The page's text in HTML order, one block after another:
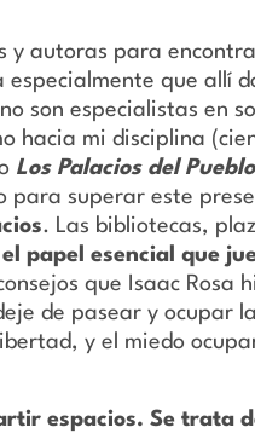
y autoras para
que allí
son especialistas en
hacia mi disciplina
Los Palacios del Pueblo
para superar este
. Las bibliotecas,
papel esencial que
que Isaac Rosa
de pasear y ocupar
y el miedo
espacios. Se trata